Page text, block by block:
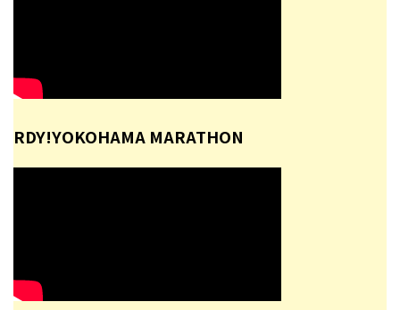
RDY!YOKOHAMA MARATHON